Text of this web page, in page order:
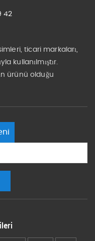
42
ticari markaları,
kullanılmıştır.
ürünü olduğu